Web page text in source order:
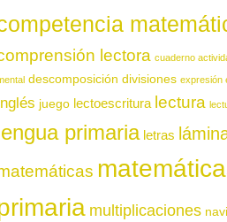
lectora cuaderno
descomposición divisiones expresión
juego lectoescritura lectura
primaria letras
multiplicaciones